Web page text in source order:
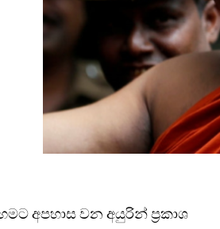
අපහාස වන අයුරින් ප්‍රකාශ